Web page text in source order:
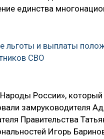
единства
льготы и выплаты
СВО
России»,
замруководителя
Правительства
Игорь